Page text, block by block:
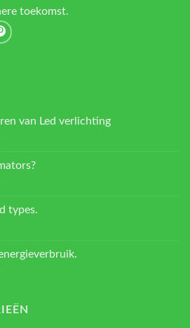
toekomst.
van Led verlichting
van
verlichting
Transformators?
types.
led
energieverbruik.